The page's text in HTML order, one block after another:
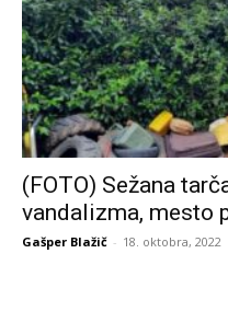
(FOTO) Sežana
vandalizma, mesto
Gašper Blažič - 18. oktobra, 2022